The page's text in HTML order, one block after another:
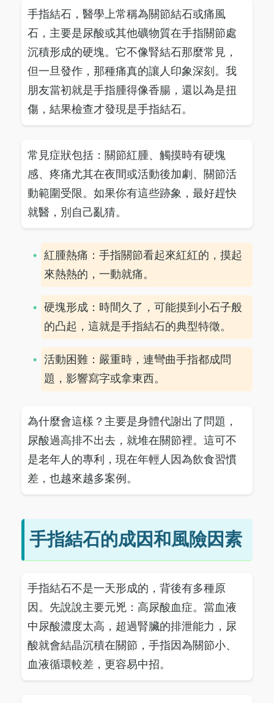
手指結石，醫學上常稱為關節結石或痛風
石，主要是尿酸或其他礦物質在手指關節處
沉積形成的硬塊。它不像腎結石那麼常見，
但一旦發作，那種痛真的讓人印象深刻。我
朋友當初就是手指腫得像香腸，還以為是扭
傷，結果檢查才發現是手指結石。
常見症狀包括：關節紅腫、觸摸時有硬塊
感、疼痛尤其在夜間或活動後加劇、關節活
動範圍受限。如果你有這些跡象，最好趕快
就醫，別自己亂猜。
紅腫熱痛：手指關節看起來紅紅的，摸起
來熱熱的，一動就痛。
硬塊形成：時間久了，可能摸到小石子般
的凸起，這就是手指結石的典型特徵。
活動困難：嚴重時，連彎曲手指都成問
題，影響寫字或拿東西。
為什麼會這樣？主要是身體代謝出了問題，
尿酸過高排不出去，就堆在關節裡。這可不
是老年人的專利，現在年輕人因為飲食習慣
差，也越來越多案例。
手指結石的成因和風險因素
手指結石不是一天形成的，背後有多種原
因。先說說主要元兇：高尿酸血症。當血液
中尿酸濃度太高，超過腎臟的排泄能力，尿
酸就會結晶沉積在關節，手指因為關節小、
血液循環較差，更容易中招。